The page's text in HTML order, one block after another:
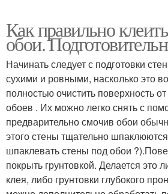
Как правильно
обои.
Начинать следует с подготовки
сухими и ровными, насколько это
полностью очистить поверхность
обоев . Их можно легко снять с
предварительно смочив обои
этого стены тщательно
шпаклевать стены под обои
покрыть грунтовкой. Делается это
клея, либо грунтовки глубокого